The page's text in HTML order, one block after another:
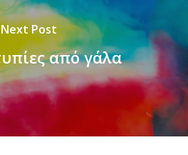
Next Post
από γάλα